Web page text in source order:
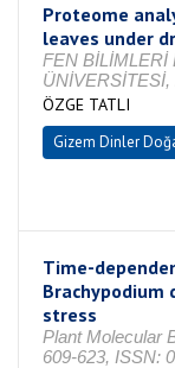
Proteome
leaves under
FEN BİLİMLERİ
ÜNİVERSİTESİ,
ÖZGE TATLI
Gizem Dinler
Time-
Brachypodium
stress
Plant Molecular
609-623, ISSN: